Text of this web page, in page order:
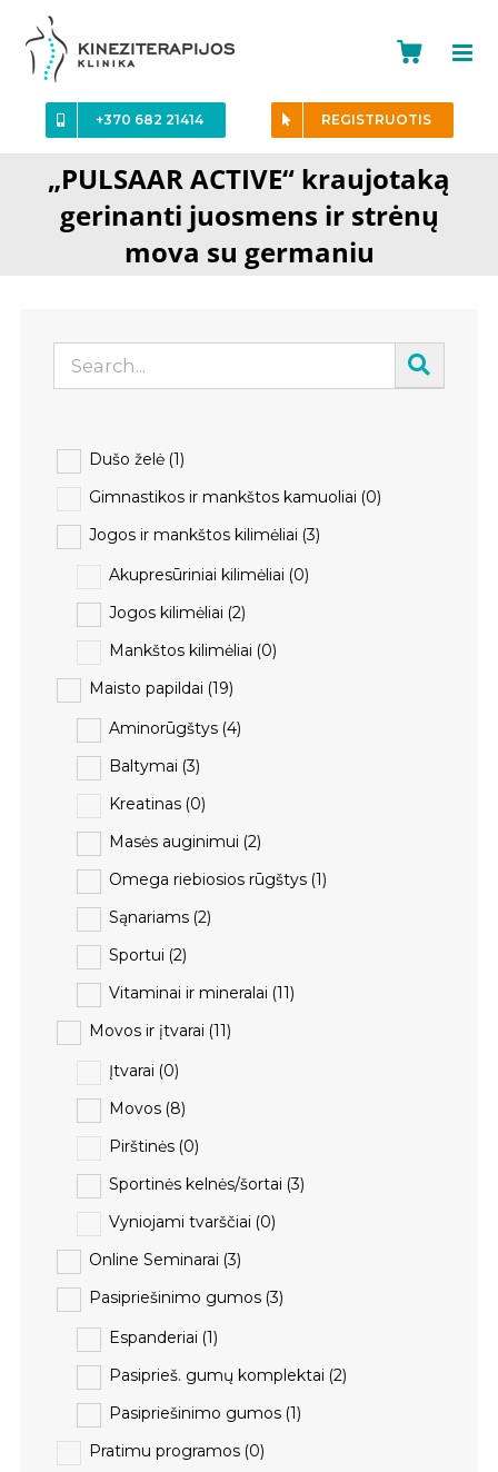
content
+370 682 21414 REGISTRUOTIS
„PULSAAR ACTIVE“ kraujotaką
gerinanti juosmens ir strėnų
mova su germaniu
Dušo želė (1)
Gimnastikos ir mankštos kamuoliai (0)
Jogos ir mankštos kilimėliai (3)
Akupresūriniai kilimėliai (0)
Jogos kilimėliai (2)
Mankštos kilimėliai (0)
Maisto papildai (19)
Aminorūgštys (4)
Baltymai (3)
Kreatinas (0)
Masės auginimui (2)
Omega riebiosios rūgštys (1)
Sąnariams (2)
Sportui (2)
Vitaminai ir mineralai (11)
Movos ir įtvarai (11)
Įtvarai (0)
Movos (8)
Pirštinės (0)
Sportinės kelnės/šortai (3)
Vyniojami tvarščiai (0)
Online Seminarai (3)
Pasipriešinimo gumos (3)
Espanderiai (1)
Pasiprieš. gumų komplektai (2)
Pasipriešinimo gumos (1)
Pratimu programos (0)